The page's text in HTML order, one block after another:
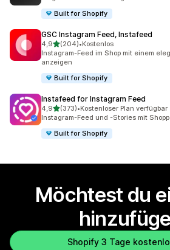
Built for Shopify
GSC Instagram Feed, Instafeed
4,9von 5 Sternen
(204)
204 Rezensionen insgesamt
•Kostenlos
Instagram-Feed im Shop mit einem
anzeigen
Built for Shopify
Instafeed for Instagram Feed
4,9von 5 Sternen
(373)
373 Rezensionen insgesamt
•Kostenloser Plan verfügbar
Instagram-Feed und -Stories mit
Built for Shopify
Möchtest du
Shopify 3 Tage